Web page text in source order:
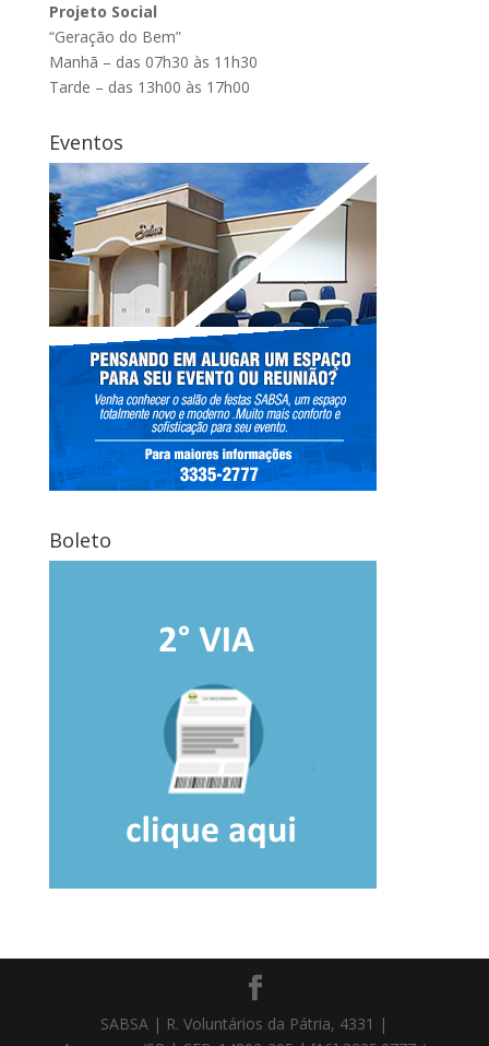
Projeto Social
“Geração do Bem”
Manhã – das 07h30 às 11h30
Tarde – das 13h00 às 17h00
Eventos
Boleto
SABSA | R. Voluntários da Pátria, 4331 |